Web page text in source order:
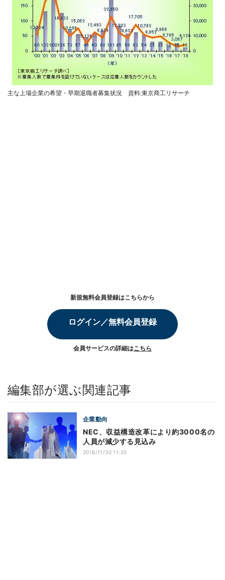
主な上場企業の希望・早期退職者募集状況 資料:東京商工リサーチ
新規無料会員登録はこちらから
ログイン／無料会員登録
会員サービスの詳細はこちら
編集部が選ぶ関連記事
企業動向
NEC、収益構造改革により約3000名の
人員が減少する見込み
2018/11/30 11:25